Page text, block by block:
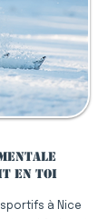
en toi
à Nice